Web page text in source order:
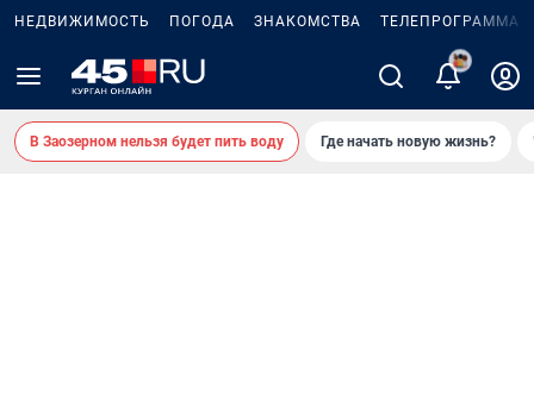
НЕДВИЖИМОСТЬ ПОГОДА ЗНАКОМСТВА ТЕЛЕПРОГРАММА
2
В Заозерном нельзя будет пить воду Где начать новую жизнь?